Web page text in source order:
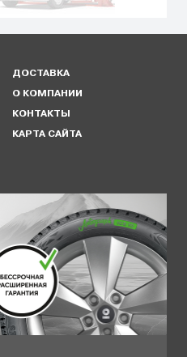
ДОСТАВКА
О КОМПАНИИ
КОНТАКТЫ
КАРТА САЙТА